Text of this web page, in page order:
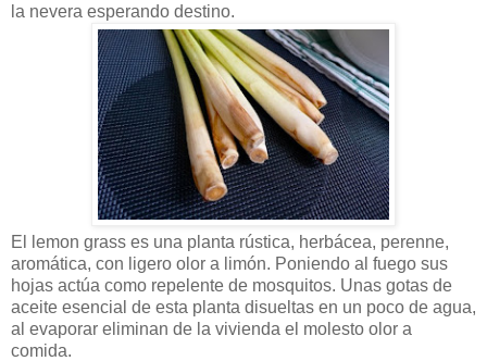
la nevera esperando destino.
El lemon grass es una planta rústica, herbácea, perenne,
aromática, con ligero olor a limón. Poniendo al fuego sus
hojas actúa como repelente de mosquitos. Unas gotas de
aceite esencial de esta planta disueltas en un poco de agua,
al evaporar eliminan de la vivienda el molesto olor a
comida.